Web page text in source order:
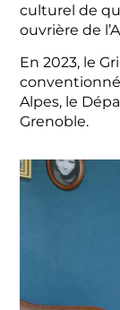
culturel de
ouvrière de
En 2023, le
Alpes, le
Grenoble.